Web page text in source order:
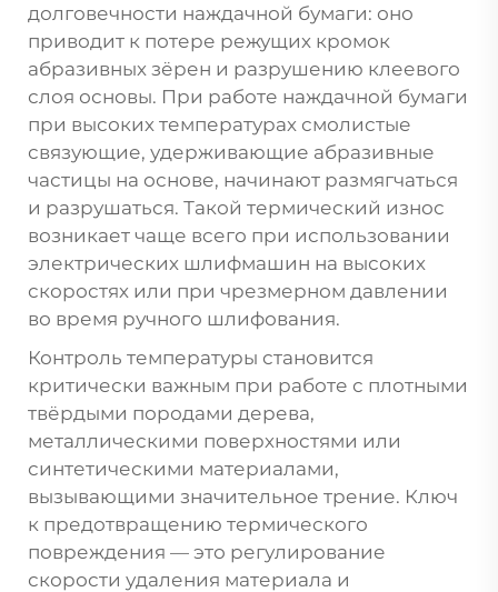
долговечности наждачной бумаги: оно
приводит к потере режущих кромок
абразивных зёрен и разрушению клеевого
слоя основы. При работе наждачной бумаги
при высоких температурах смолистые
связующие, удерживающие абразивные
частицы на основе, начинают размягчаться
и разрушаться. Такой термический износ
возникает чаще всего при использовании
электрических шлифмашин на высоких
скоростях или при чрезмерном давлении
во время ручного шлифования.
Контроль температуры становится
критически важным при работе с плотными
твёрдыми породами дерева,
металлическими поверхностями или
синтетическими материалами,
вызывающими значительное трение. Ключ
к предотвращению термического
повреждения — это регулирование
скорости удаления материала и